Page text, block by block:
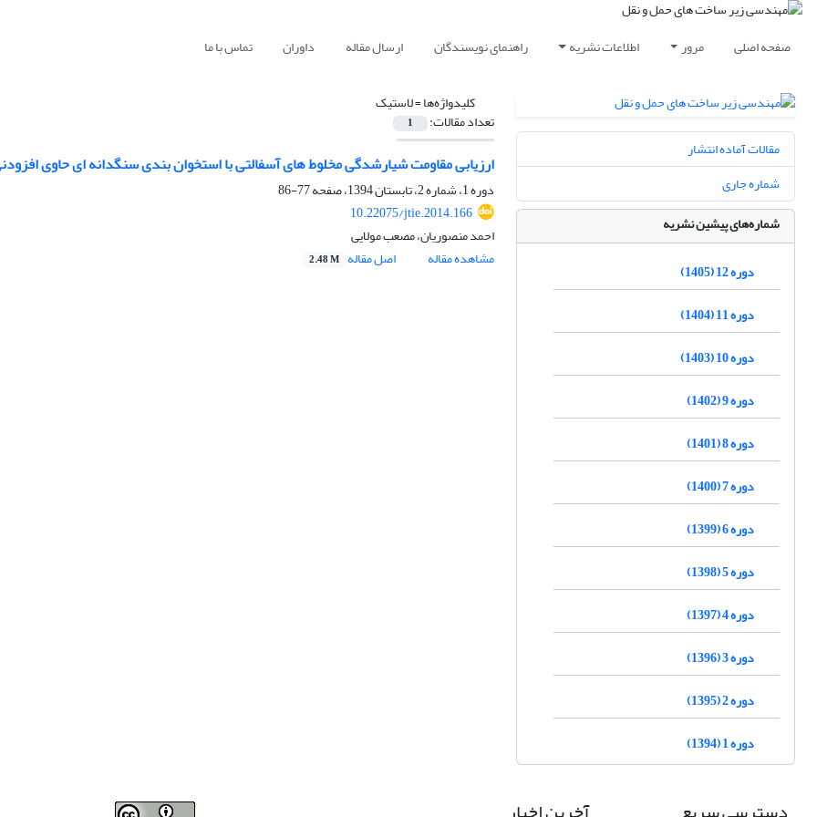
صفحه اصلی مرور اطلاعات نشریه راهنمای نویسندگان ارسال مقاله داوران تماس با ما
کلیدواژه‌ها =لاستیک
تعداد مقالات: 1
ارزیابی مقاومت شیارشدگی مخلوط‏ های آسفالتی با استخوان‏ بندی سنگ‏دانه ‏ای حاوی
دوره 1، شماره 2، تابستان 1394، صفحه
77-86
10.22075/jtie.2014.166
احمد منصوریان، مصعب مولایی
مشاهده مقاله
اصل مقاله 2.48 M
مقالات آماده انتشار
شماره جاری
شماره‌های پیشین نشریه
دوره 12 (1405)
دوره 11 (1404)
دوره 10 (1403)
دوره 9 (1402)
دوره 8 (1401)
دوره 7 (1400)
دوره 6 (1399)
دوره 5 (1398)
دوره 4 (1397)
دوره 3 (1396)
دوره 2 (1395)
دوره 1 (1394)